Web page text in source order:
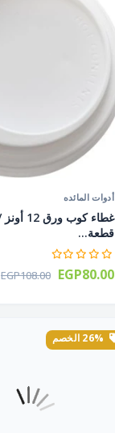
أدوات المائده
قطعة...
EGP108.00 EGP80.00